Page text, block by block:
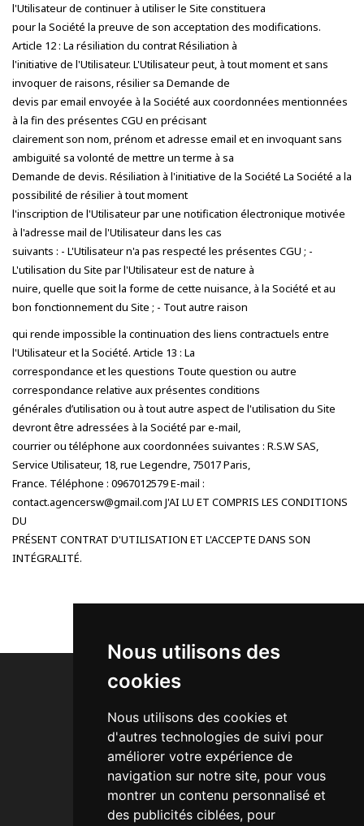
Nous utilisons des
cookies
Nous utilisons des cookies et
d'autres technologies de suivi pour
améliorer votre expérience de
navigation sur notre site, pour vous
montrer un contenu personnalisé et
des publicités ciblées, pour
l'Utilisateur de continuer à utiliser le Site constituera
pour la Société la preuve de son acceptation des modifications.
Article 12 : La résiliation du contrat Résiliation à
l'initiative de l'Utilisateur. L'Utilisateur peut, à tout moment et sans
invoquer de raisons, résilier sa Demande de
devis par email envoyée à la Société aux coordonnées mentionnées
à la fin des présentes CGU en précisant
clairement son nom, prénom et adresse email et en invoquant sans
ambiguïté sa volonté de mettre un terme à sa
Demande de devis. Résiliation à l'initiative de la Société La Société a la
possibilité de résilier à tout moment
l'inscription de l'Utilisateur par une notification électronique motivée
à l'adresse mail de l'Utilisateur dans les cas
suivants : - L'Utilisateur n'a pas respecté les présentes CGU ; -
L'utilisation du Site par l'Utilisateur est de nature à
nuire, quelle que soit la forme de cette nuisance, à la Société et au
bon fonctionnement du Site ; - Tout autre raison
qui rende impossible la continuation des liens contractuels entre
l'Utilisateur et la Société. Article 13 : La
correspondance et les questions Toute question ou autre
correspondance relative aux présentes conditions
générales d’utilisation ou à tout autre aspect de l'utilisation du Site
devront être adressées à la Société par e-mail,
courrier ou téléphone aux coordonnées suivantes : R.S.W SAS,
Service Utilisateur, 18, rue Legendre, 75017 Paris,
France. Téléphone : 0967012579 E-mail :
contact.agencersw@gmail.com J'AI LU ET COMPRIS LES CONDITIONS
DU
PRÉSENT CONTRAT D'UTILISATION ET L'ACCEPTE DANS SON
INTÉGRALITÉ.
Activités
A Quoi ça Sert ?
Nos Packs SEO
Notre Equipe
Exemple